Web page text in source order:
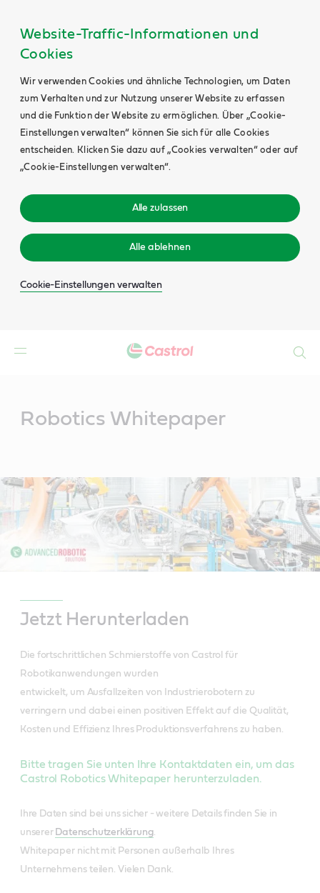
Website-Traffic-Informationen und
Cookies
Wir verwenden Cookies und ähnliche Technologien, um Daten
zum Verhalten und zur Nutzung unserer Website zu erfassen
und die Funktion der Website zu ermöglichen. Über „Cookie-
Einstellungen verwalten“ können Sie sich für alle Cookies
entscheiden. Klicken Sie dazu auf „Cookies verwalten“ oder auf
„Cookie-Einstellungen verwalten“.
Alle zulassen
Alle ablehnen
Cookie-Einstellungen verwalten
Robotics Whitepaper
Jetzt Herunterladen
Die fortschrittlichen Schmierstoffe von Castrol für
Robotikanwendungen wurden
entwickelt, um Ausfallzeiten von Industrierobotern zu
verringern und dabei einen positiven Effekt auf die Qualität,
Kosten und Effizienz Ihres Produktionsverfahrens zu haben.
Bitte tragen Sie unten Ihre Kontaktdaten ein, um das
Castrol Robotics Whitepaper herunterzuladen.
Ihre Daten sind bei uns sicher - weitere Details finden Sie in
unserer Datenschutzerklärung
Whitepaper nicht mit Personen außerhalb Ihres
Unternehmens teilen. Vielen Dank.